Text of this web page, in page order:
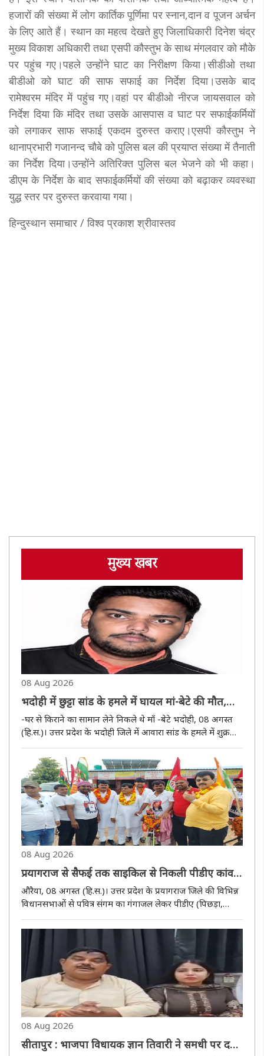
हजारों की संख्या में लोग कार्तिक पूर्णिमा पर स्नान,दान व पूजन अर्चन
के लिए आते हैं। स्थान का महत्व देखते हुए जिलाधिकारी दिनेश चंद्र
मुख्य विकाश अधिकारी तथा एसपी कौस्तुभ के साथ मंगलवार काे मौके
पर पहुंच गए।पहले उन्होंने घाट का निरीक्षण किया।सीडीओ तथा
बीडीओ को घाट की साफ सफाई का निर्देश दिया।उसके बाद
रामेश्वरम मंदिर में पहुंच गए।वहां पर बीडीओ नीरज जायसवाल को
निर्देश दिया कि मंदिर तथा उसके आसपास व घाट पर सफाईकर्मियों
को लगाकर साफ सफाई एकदम दुरुस्त कराए।एसपी कौस्तुभ ने
थानाप्रभारी गजानन्द चौबे को पुलिस बल की प्रयाप्त संख्या में तैनाती
का निर्देश दिया।उन्होंने अतिरिक्त पुलिस बल भेजने को भी कहा।
डीएम के निर्देश के बाद सफाईकर्मियों की संख्या को बढ़ाकर व्यवस्था
युद्ध स्तर पर दुरुस्त करवाया गया।
हिन्दुस्थान समाचार / विश्व प्रकाश श्रीवास्तव
मुख्य खबर
08 Aug 2026
भदोही में छुट्टा सांड के हमले में घायल मां-बेटे की मौत,
वाराणसी ट्रामा सेंटर में चल रहा था उपचार
-घर से किराने का सामान लेने निकले थे माँ -बेटे भदोही, 08 अगस्त
(हि.स.)। उत्तर प्रदेश के भदोही जिले में आवारा सांड के हमले में शुक्रवार
की रात बाइक सवार माँ -बेटा घायल हो गए। इलाज के लिए उन्हें
बीएचयू ट्रामा सेंटर में भर्ती कराया गया था जहाँ..
08 Aug 2026
प्रयागराज से सैफई तक साइकिल से निकली पीडीए कांवड़
यात्रा का औरैया में सपा कार्यकर्ताओं ने किया स्वागत
औरैया, 08 अगस्त (हि.स.)। उत्तर प्रदेश के प्रयागराज जिले की विभिन्न
विधानसभाओं से पवित्र संगम का गंगाजल लेकर पीडीए (पिछड़ा,
दलित, अल्पसंख्यक) कांवड़ यात्रा पर निकले समाजवादी पार्टी (सपा)
के युवा कार्यकर्ताओं का शनिवार को जनपद औरैया पहुंचने पर जोरदा..
08 Aug 2026
सीतापुर : भाजपा विधायक ज्ञान तिवारी ने समधी पर दर्ज